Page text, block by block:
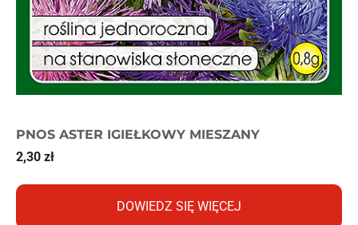
PNOS ASTER IGIEŁKOWY MIESZANY
2,30 zł
DOWIEDZ SIĘ WIĘCEJ